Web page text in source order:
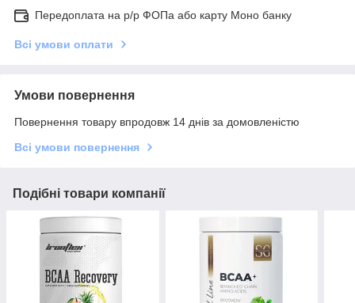
Передоплата на р/р ФОПа або карту Моно банку
Всі умови оплати
Умови повернення
Повернення товару впродовж 14 днів за домовленістю
Всі умови повернення
Подібні товари компанії